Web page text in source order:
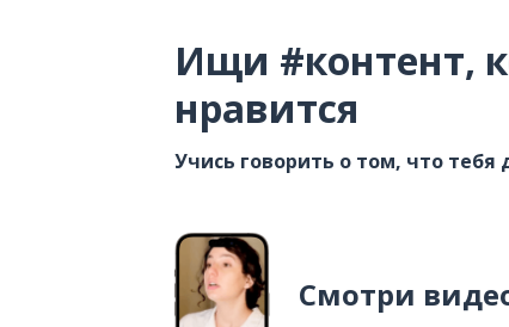
Ищи #контент,
нравится
Учись говорить о том, что тебя
Смотри